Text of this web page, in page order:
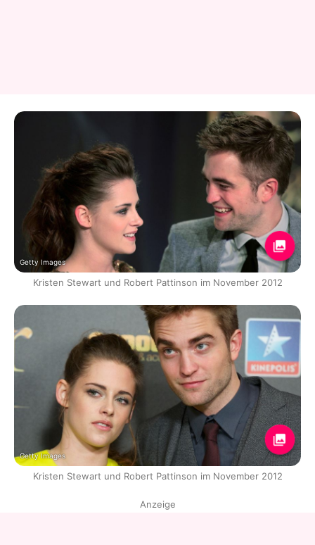
Getty Images
Kristen Stewart und Robert Pattinson im November 2012
Getty Images
Kristen Stewart und Robert Pattinson im November 2012
Anzeige